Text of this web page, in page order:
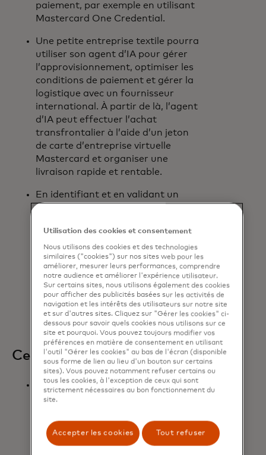
paiement, par exemple en utilisant
Mastercard One Credential.
Une petite entreprise textile pourra
utiliser son agent d’IA pour gérer
l’approvisionnement, optimiser les
conditions de paiement et gérer la
logistique avec un fournisseur
international. À partir de là, l’agent
d’IA peut effectuer l’achat
transfrontalier à l’aide d’un jeton
de carte d’entreprise virtuelle
Mastercard et organiser une
livraison rapide et rentable.
En identifiant et en validant un
client à l’aide de la technologie de
détaillant sera en mesure d’offrir
une expérience d’achat significative
et cohérente, en superposant des
avantages pertinents et
personnalisés, tels que des produits
recommandés, la livraison gratuite,
des récompenses et des remises.
Ce que cela signifie :
Mastercard travaillera avec
Microsoft pour intégrer les
Microsoft, notamment Microsoft
Azure OpenAI Service et Microsoft
Utilisation des cookies et consentement
Nous utilisons des cookies et des technologies
similaires ("cookies") sur nos sites web pour les
améliorer, mesurer leurs performances, comprendre
notre audience et améliorer l'expérience utilisateur.
Sur certains sites, nous utilisons également des cookies
pour afficher des publicités basées sur les activités de
navigation et les intérêts des utilisateurs sur notre site
et sur d'autres sites. Cliquez sur "Gérer les cookies" ci-
dessous pour savoir quels cookies nous utilisons sur ce
site et pourquoi. Vous pouvez toujours modifier vos
préférences en matière de consentement en utilisant
l'outil "Gérer les cookies" au bas de l'écran (disponible
sous forme de lien au lieu d'un bouton sur certains
sites). Vous pouvez notamment refuser certains ou
tous les cookies, à l'exception de ceux qui sont
strictement nécessaires au bon fonctionnement du
site.
Accepter les cookies Tout refuser